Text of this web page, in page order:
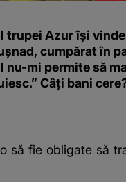
trupei Azur își
cumpărat în
nu-mi permite să
Câți bani
să fie obligate să